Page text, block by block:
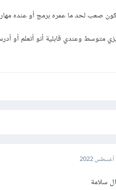
صعب لحد ما عمره برمج أو عنده
متوسط وعندي قابلية أنو أتعلم
سلامة